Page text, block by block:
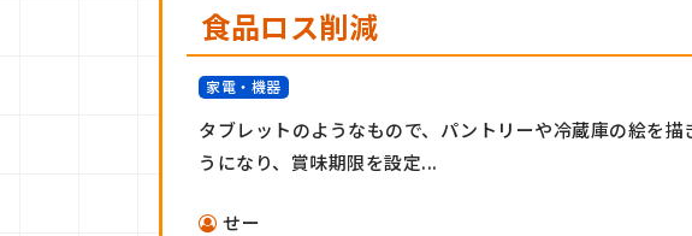
食品ロス削減
家電・機器
タブレットのようなもので、パントリーや冷蔵庫の絵を
うになり、賞味期限を設定...
せー